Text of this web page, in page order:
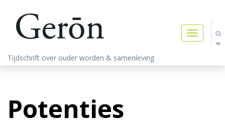
Toggle
navigation
Tijdschrift over ouder worden & samenleving
Potenties